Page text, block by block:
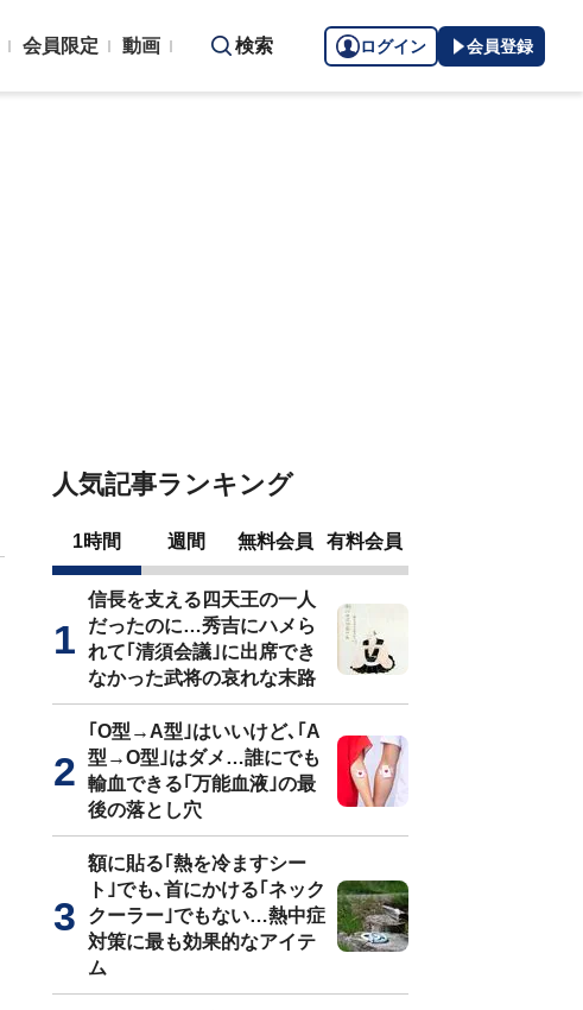
会員限定 動画 検索 ログイン 会員登録
人気記事ランキング
1時間 週間 無料会員 有料会員
信長を支える四天王の一人
だったのに…秀吉にハメら
れて｢清須会議｣に出席でき
なかった武将の哀れな末路
｢O型→A型｣はいいけど､｢A
型→O型｣はダメ…誰にでも
輸血できる｢万能血液｣の最
後の落とし穴
額に貼る｢熱を冷ますシー
ト｣でも､首にかける｢ネック
クーラー｣でもない…熱中症
対策に最も効果的なアイテ
ム